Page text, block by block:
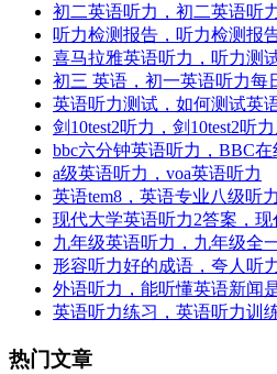
初二英语听力，初二英语听
听力检测报告，听力检测报
喜马拉雅英语听力，听力测
初三 英语，初一英语听力每
英语听力测试，如何测试英
剑10test2听力，剑10test2听
bbc六分钟英语听力，BBC
a级英语听力，voa英语听力
英语tem8，英语专业八级听力
现代大学英语听力2答案，
九年级英语听力，九年级全
形容听力好的成语，夸人听
外语听力，能听懂英语新闻
英语听力练习，英语听力训
热门文章